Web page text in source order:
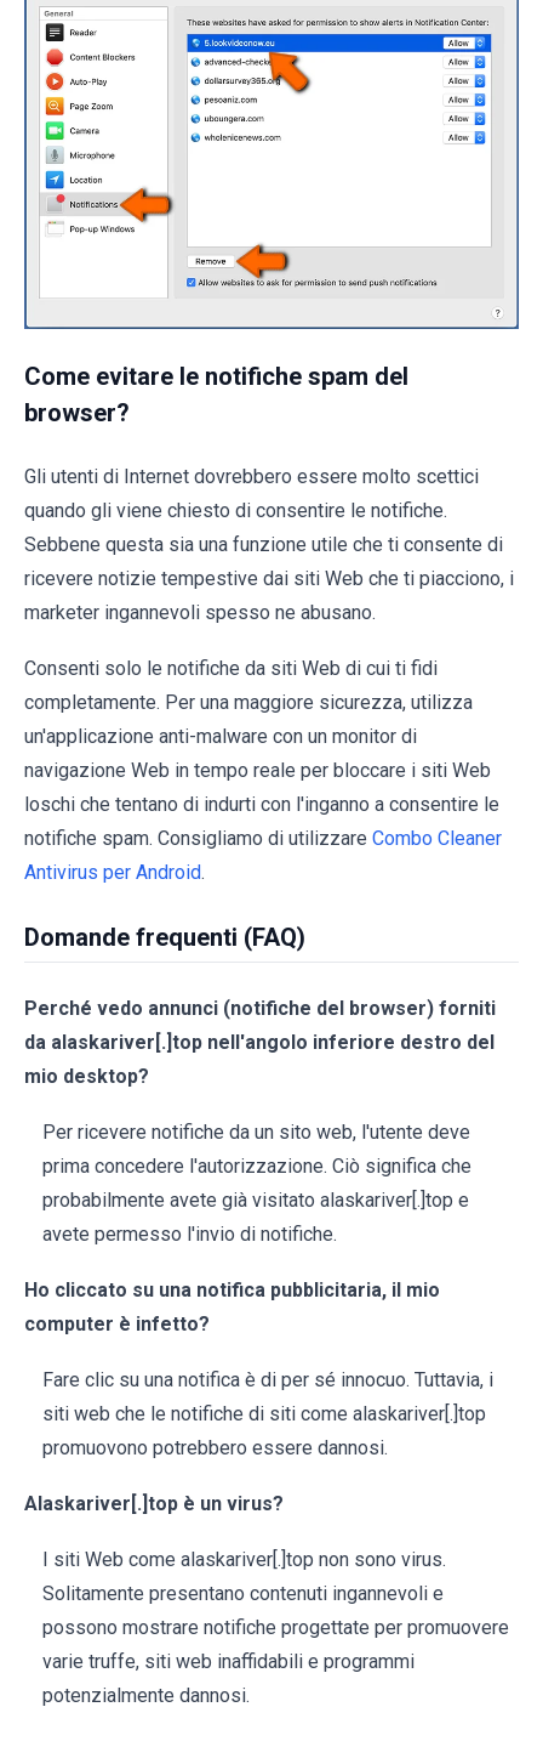
Come evitare le notifiche spam del
browser?
Gli utenti di Internet dovrebbero essere molto scettici
quando gli viene chiesto di consentire le notifiche.
Sebbene questa sia una funzione utile che ti consente di
ricevere notizie tempestive dai siti Web che ti piacciono, i
marketer ingannevoli spesso ne abusano.
Consenti solo le notifiche da siti Web di cui ti fidi
completamente. Per una maggiore sicurezza, utilizza
un'applicazione anti-malware con un monitor di
navigazione Web in tempo reale per bloccare i siti Web
loschi che tentano di indurti con l'inganno a consentire le
notifiche spam. Consigliamo di utilizzare Combo Cleaner
Antivirus per Android.
Domande frequenti (FAQ)
Perché vedo annunci (notifiche del browser) forniti
da alaskariver[.]top nell'angolo inferiore destro del
mio desktop?
Per ricevere notifiche da un sito web, l'utente deve
prima concedere l'autorizzazione. Ciò significa che
probabilmente avete già visitato alaskariver[.]top e
avete permesso l'invio di notifiche.
Ho cliccato su una notifica pubblicitaria, il mio
computer è infetto?
Fare clic su una notifica è di per sé innocuo. Tuttavia, i
siti web che le notifiche di siti come alaskariver[.]top
promuovono potrebbero essere dannosi.
Alaskariver[.]top è un virus?
I siti Web come alaskariver[.]top non sono virus.
Solitamente presentano contenuti ingannevoli e
possono mostrare notifiche progettate per promuovere
varie truffe, siti web inaffidabili e programmi
potenzialmente dannosi.